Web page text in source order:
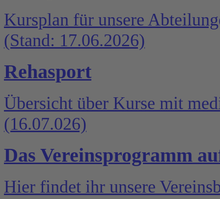
Kursplan für unsere
(Stand: 17.06.2026)
Rehasport
Übersicht über Kurse mit
(16.07.026)
Das Vereinsprogramm
Hier findet ihr unsere